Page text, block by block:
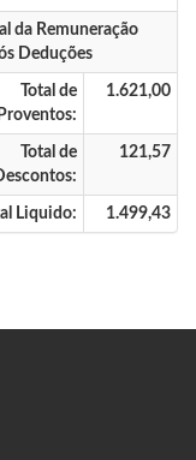
da Remuneração
Deduções
Total de
Proventos:
1.621,00
Total de
121,57
Liquido: 1.499,43